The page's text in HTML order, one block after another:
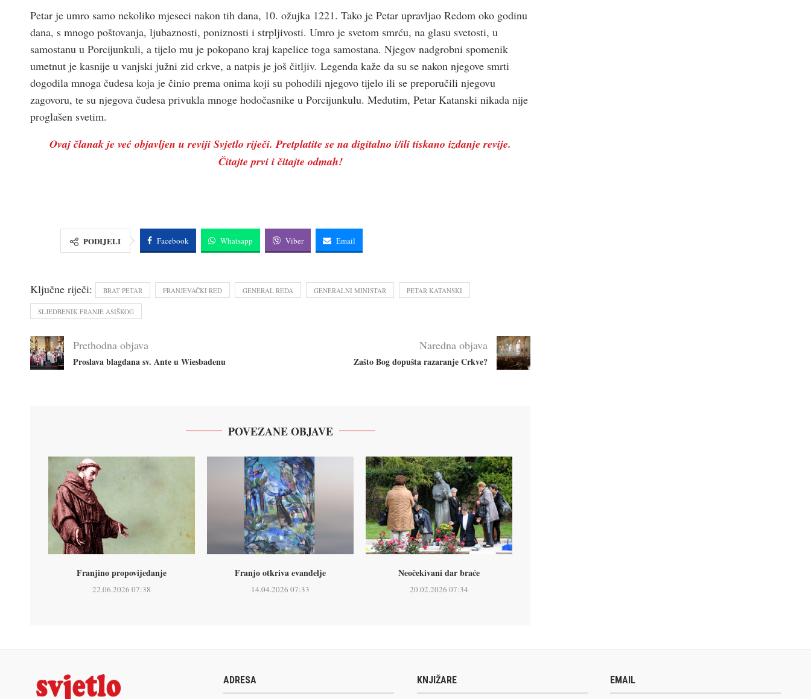
Petar je umro samo nekoliko mjeseci nakon tih dana, 10. ožujka 1221. Tako je Petar upravljao Redom oko godinu
dana, s mnogo poštovanja, ljubaznosti, poniznosti i strpljivosti. Umro je svetom smrću, na glasu svetosti, u
samostanu u Porcijunkuli, a tijelo mu je pokopano kraj kapelice toga samostana. Njegov nadgrobni spomenik
umetnut je kasnije u vanjski južni zid crkve, a natpis je još čitljiv. Legenda kaže da su se nakon njegove smrti
dogodila mnoga čudesa koja je činio prema onima koji su pohodili njegovo tijelo ili se preporučili njegovu
zagovoru, te su njegova čudesa privukla mnoge hodočasnike u Porcijunkulu. Međutim, Petar Katanski nikada nije
proglašen svetim.
Ovaj članak je već objavljen u reviji Svjetlo riječi. Pretplatite se na digitalno i/ili tiskano izdanje revije.
Čitajte prvi i čitajte odmah!
PODIJELI Facebook Whatsapp Viber Email
Ključne riječi: BRAT PETAR FRANJEVAČKI RED GENERAL REDA GENERALNI MINISTAR PETAR KATANSKI
SLJEDBENIK FRANJE ASIŠKOG
Prethodna objava
Proslava blagdana sv. Ante u Wiesbadenu
Naredna objava
Zašto Bog dopušta razaranje Crkve?
POVEZANE OBJAVE
Franjino propovijedanje
22.06.2026 07:38
Franjo otkriva evanđelje
14.04.2026 07:33
Neočekivani dar braće
20.02.2026 07:34
ADRESA KNJIŽARE EMAIL